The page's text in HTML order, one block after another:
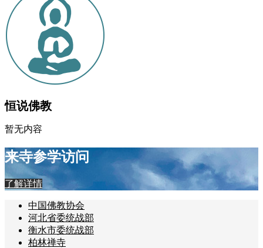
恒说佛教
暂无内容
来寺参学访问
了解详情
中国佛教协会
河北省委统战部
衡水市委统战部
柏林禅寺